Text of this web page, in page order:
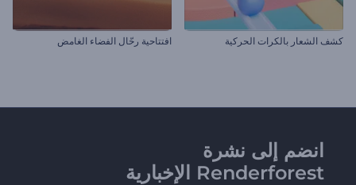
كشف الشعار بالكرات الحركية افتتاحية رحّال الفضاء الغامض
انضم إلى نشرة
Renderforest الإخبارية